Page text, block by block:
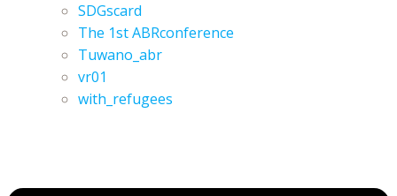
SDGscard
The 1st ABRconference
Tuwano_abr
vr01
with_refugees